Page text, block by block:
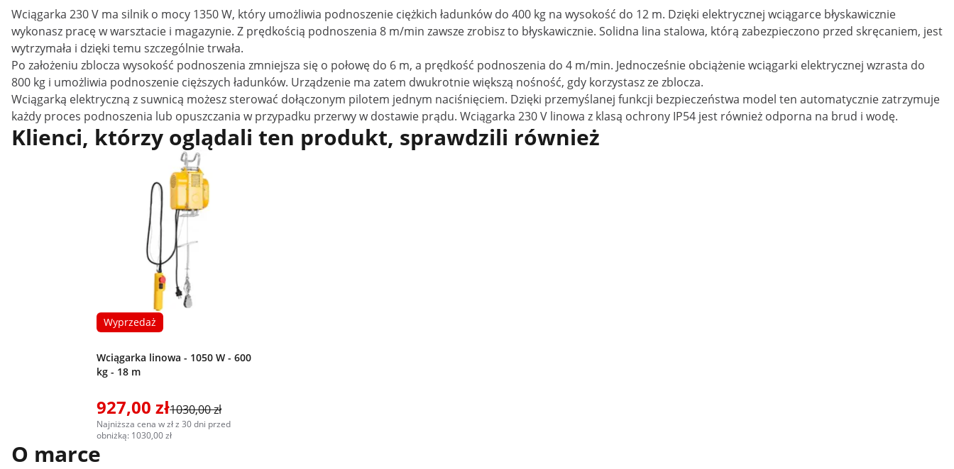
Wciągarka 230 V ma silnik o mocy 1350 W, który umożliwia podnoszenie ciężkich ładunków do 400 kg na wysokość do 12 m. Dzięki elektrycznej wciągarce błyskawicznie
wykonasz pracę w warsztacie i magazynie. Z prędkością podnoszenia 8 m/min zawsze zrobisz to błyskawicznie. Solidna lina stalowa, którą zabezpieczono przed skręcaniem, jest
wytrzymała i dzięki temu szczególnie trwała.
Po założeniu zblocza wysokość podnoszenia zmniejsza się o połowę do 6 m, a prędkość podnoszenia do 4 m/min. Jednocześnie obciążenie wciągarki elektrycznej wzrasta do
800 kg i umożliwia podnoszenie cięższych ładunków. Urządzenie ma zatem dwukrotnie większą nośność, gdy korzystasz ze zblocza.
Wciągarką elektryczną z suwnicą możesz sterować dołączonym pilotem jednym naciśnięciem. Dzięki przemyślanej funkcji bezpieczeństwa model ten automatycznie zatrzymuje
każdy proces podnoszenia lub opuszczania w przypadku przerwy w dostawie prądu. Wciągarka 230 V linowa z klasą ochrony IP54 jest również odporna na brud i wodę.
Klienci, którzy oglądali ten produkt, sprawdzili również
Wyprzedaż
Wciągarka linowa - 1050 W - 600
kg - 18 m
927,00 zł1030,00 zł
Najniższa cena w zł z 30 dni przed
obniżką: 1030,00 zł
O marce